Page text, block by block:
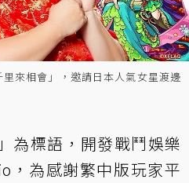
來相會」，邀請日本人氣女星渡邊
為標語，開發戰鬥娛樂
，為感謝繁中版玩家平